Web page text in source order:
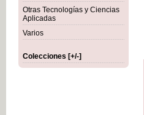
Otras Tecnologías y Ciencias
Aplicadas
Varios
Colecciones [+/-]